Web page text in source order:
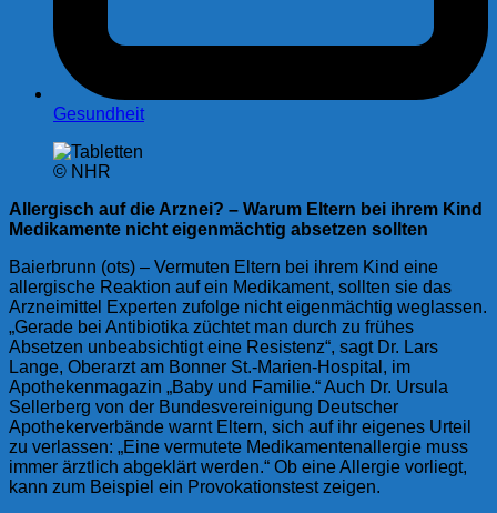
Gesundheit
© NHR
Allergisch auf die Arznei? – Warum Eltern bei ihrem Kind
Medikamente nicht eigenmächtig absetzen sollten
Baierbrunn (ots) – Vermuten Eltern bei ihrem Kind eine
allergische Reaktion auf ein Medikament, sollten sie das
Arzneimittel Experten zufolge nicht eigenmächtig weglassen.
„Gerade bei Antibiotika züchtet man durch zu frühes
Absetzen unbeabsichtigt eine Resistenz“, sagt Dr. Lars
Lange, Oberarzt am Bonner St.-Marien-Hospital, im
Apothekenmagazin „Baby und Familie.“ Auch Dr. Ursula
Sellerberg von der Bundesvereinigung Deutscher
Apothekerverbände warnt Eltern, sich auf ihr eigenes Urteil
zu verlassen: „Eine vermutete Medikamentenallergie muss
immer ärztlich abgeklärt werden.“ Ob eine Allergie vorliegt,
kann zum Beispiel ein Provokationstest zeigen.